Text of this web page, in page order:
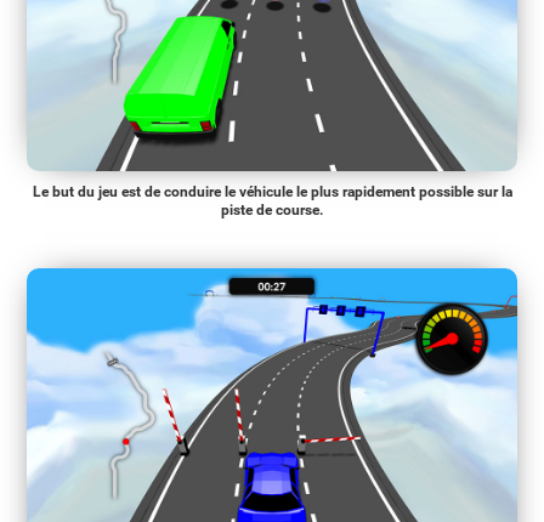
Le but du jeu est de conduire le véhicule le plus rapidement possible sur la
piste de course.